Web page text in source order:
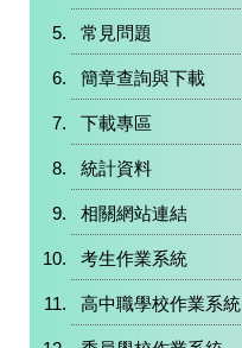
常見問題
簡章查詢與下載
下載專區
統計資料
相關網站連結
考生作業系統
高中職學校作業系統